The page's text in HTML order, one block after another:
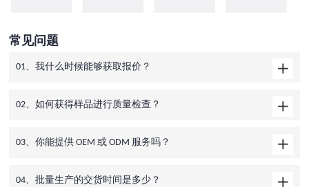
常见问题
01、我什么时候能够获取报价？
02、如何获得样品进行质量检查？
03、你能提供 OEM 或 ODM 服务吗？
04、批量生产的交货时间是多少？